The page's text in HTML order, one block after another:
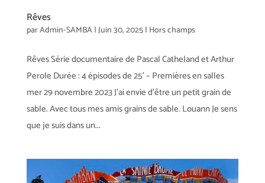
Rêves
parAdmin-SAMBA|Juin 30, 2025| Hors champs
Rêves Série documentaire de Pascal Catheland et Arthur
Perole Durée : 4 épisodes de 25′ – Premières en salles
mer 29 novembre 2023 J’ai envie d’être un petit grain de
sable. Avec tous mes amis grains de sable. Louann Je sens
que je suis dans un...